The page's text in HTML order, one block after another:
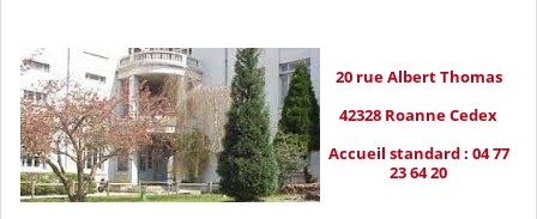
20 rue Albert Thomas
42328 Roanne Cedex
Accueil standard : 04 77
23 64 20